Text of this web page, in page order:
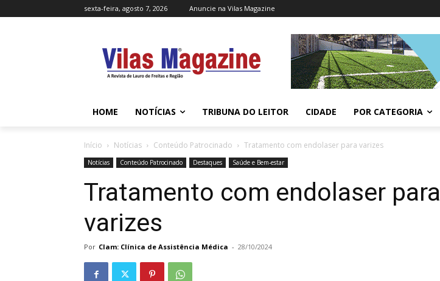
sexta-feira, agosto 7, 2026 Anuncie na Vilas Magazine
HOME NOTÍCIAS TRIBUNA DO LEITOR CIDADE POR CATEGORIA
Início Notícias Conteúdo Patrocinado Tratamento com endolaser para varizes
Notícias Conteúdo Patrocinado Destaques Saúde e Bem-estar
Tratamento com endolaser para
varizes
Por Clam: Clínica de Assistência Médica - 28/10/2024